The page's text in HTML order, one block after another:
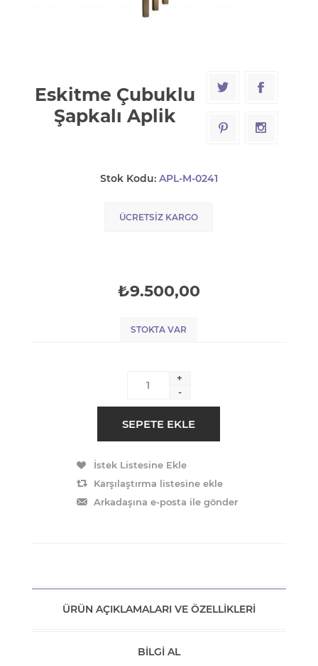
Eskitme Çubuklu
Şapkalı Aplik
Stok Kodu: APL-M-0241
ÜCRETSIZ KARGO
₺9.500,00
STOKTA VAR
+
-
ÜRÜN AÇIKLAMALARI VE ÖZELLIKLERI
BILGI AL